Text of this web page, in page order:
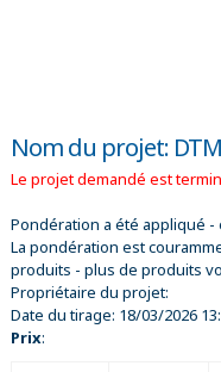
Nom du projet:
Le projet demandé est
Pondération a été appliqué
La pondération est
produits - plus de produits
Propriétaire du projet:
Date du tirage: 18/03/2026
Prix: